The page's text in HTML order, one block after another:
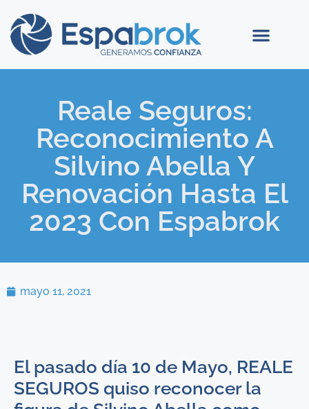
Reale Seguros:
Reconocimiento A
Silvino Abella Y
Renovación Hasta El
2023 Con Espabrok
mayo 11, 2021
El pasado día 10 de Mayo, REALE
SEGUROS quiso reconocer la